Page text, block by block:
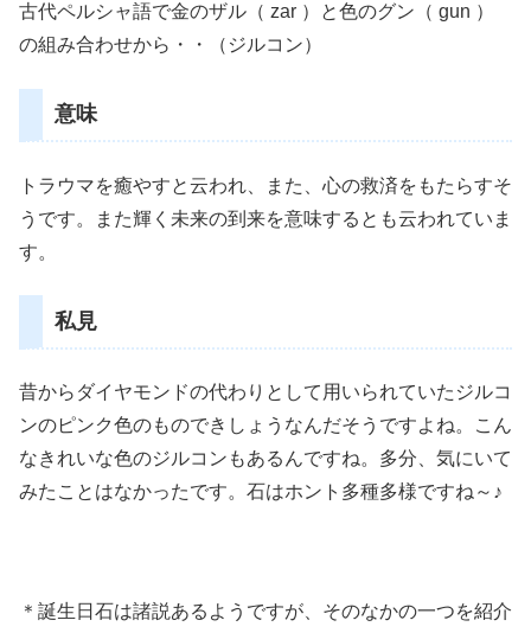
古代ペルシャ語で金のザル（ zar ）と色のグン（ gun ）
の組み合わせから・・（ジルコン）
意味
トラウマを癒やすと云われ、また、心の救済をもたらすそ
うです。また輝く未来の到来を意味するとも云われていま
す。
私見
昔からダイヤモンドの代わりとして用いられていたジルコ
ンのピンク色のものできしょうなんだそうですよね。こん
なきれいな色のジルコンもあるんですね。多分、気にいて
みたことはなかったです。石はホント多種多様ですね～♪
＊誕生日石は諸説あるようですが、そのなかの一つを紹介